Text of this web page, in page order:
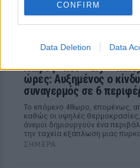
CONFIRM
Data Deletion Data
Καιρός «hot – dry –
ώρες: Αυξημένος ο
συναγερμός σε 6
Το επόμενο 48ωρο, επομένως,
καθώς οι υψηλές θερμοκρασίες,
άνεμοι δημιουργούν ένα
την ταχεία εξάπλωση μιας
ΣΉΜΕΡΑ